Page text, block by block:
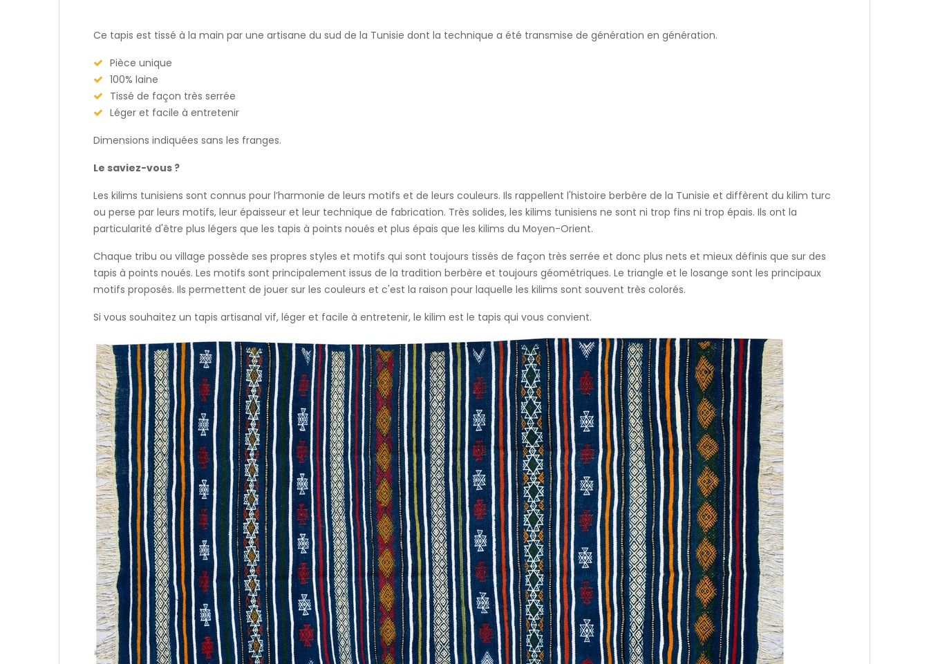
Ce tapis est tissé à la main par une artisane du sud de la Tunisie dont la technique a été transmise de génération en génération.
Pièce unique
100% laine
Tissé de façon très serrée
Léger et facile à entretenir
Dimensions indiquées sans les franges.
Le saviez-vous ?
Les kilims tunisiens sont connus pour l’harmonie de leurs motifs et de leurs couleurs. Ils rappellent l'histoire berbère de la Tunisie et diffèrent du kilim turc
ou perse par leurs motifs, leur épaisseur et leur technique de fabrication. Très solides, les kilims tunisiens ne sont ni trop fins ni trop épais. Ils ont la
particularité d'être plus légers que les tapis à points noués et plus épais que les kilims du Moyen-Orient.
Chaque tribu ou village possède ses propres styles et motifs qui sont toujours tissés de façon très serrée et donc plus nets et mieux définis que sur des
tapis à points noués. Les motifs sont principalement issus de la tradition berbère et toujours géométriques. Le triangle et le losange sont les principaux
motifs proposés. Ils permettent de jouer sur les couleurs et c'est la raison pour laquelle les kilims sont souvent très colorés.
Si vous souhaitez un tapis artisanal vif, léger et facile à entretenir, le kilim est le tapis qui vous convient.